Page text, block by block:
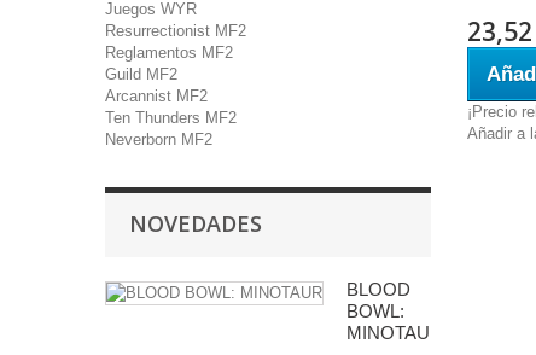
Juegos WYR
Resurrectionist MF2
Reglamentos MF2
Guild MF2
Arcannist MF2
Ten Thunders MF2
Neverborn MF2
NOVEDADES
BLOOD
BOWL:
MINOTAUR
¡Precio
Añadir a